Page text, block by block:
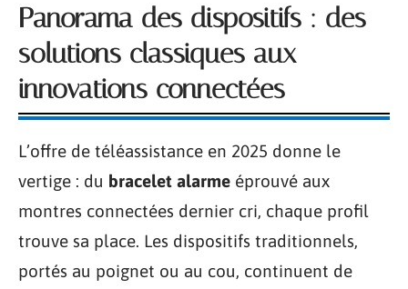
Panorama des dispositifs : des
solutions classiques aux
innovations connectées
L’offre de téléassistance en 2025 donne le
vertige : du bracelet alarme éprouvé aux
montres connectées dernier cri, chaque profil
trouve sa place. Les dispositifs traditionnels,
portés au poignet ou au cou, continuent de